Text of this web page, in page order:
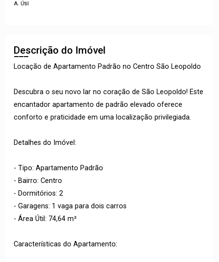
A. Útil
Descrição do Imóvel
Locação de Apartamento Padrão no Centro São Leopoldo
Descubra o seu novo lar no coração de São Leopoldo! Este
encantador apartamento de padrão elevado oferece
conforto e praticidade em uma localização privilegiada.
Detalhes do Imóvel:
- Tipo: Apartamento Padrão
- Bairro: Centro
- Dormitórios: 2
- Garagens: 1 vaga para dois carros
- Área Útil: 74,64 m²
Características do Apartamento: